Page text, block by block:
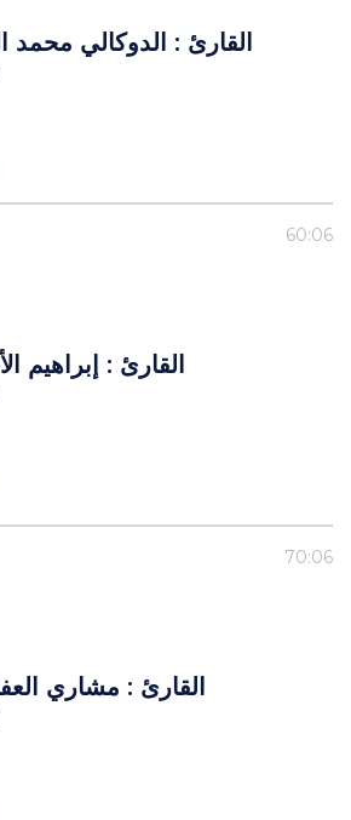
القارئ : الدوكالي محمد
60:06
القارئ : إبراهيم
70:06
القارئ : مشاري